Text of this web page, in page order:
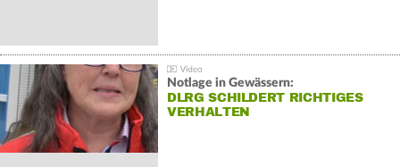
Notlage in Gewässern:
DLRG SCHILDERT RICHTIGES
VERHALTEN